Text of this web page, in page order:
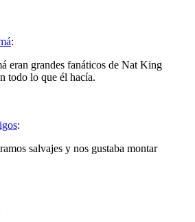
:
eran grandes fanáticos de Nat King
todo lo que él hacía.
:
salvajes y nos gustaba montar